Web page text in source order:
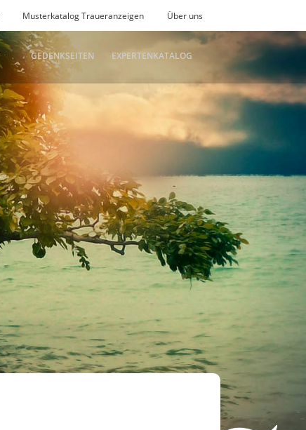
Musterkatalog Traueranzeigen Über uns
GEDENKSEITEN EXPERTENKATALOG